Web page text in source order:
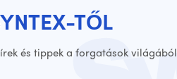
TŐL
és tippek a forgatások világából